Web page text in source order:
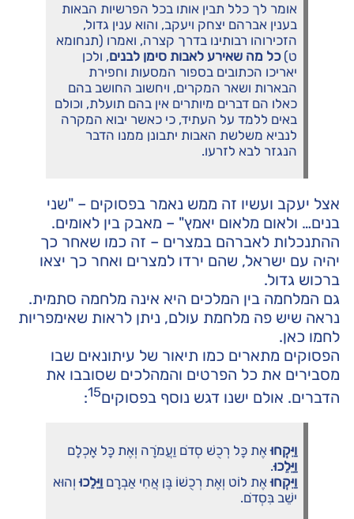
אומר לך כלל תבין אותו בכל הפרשיות הבאות
בענין אברהם יצחק ויעקב, והוא ענין גדול,
הזכירוהו רבותינו בדרך קצרה, ואמרו (תנחומא
ט)כל מה שאירע לאבות סימן לבנים, ולכן
יאריכו הכתובים בספור המסעות וחפירת
הבארות ושאר המקרים, ויחשוב החושב בהם
כאלו הם דברים מיותרים אין בהם תועלת, וכולם
באים ללמד על העתיד, כי כאשר יבוא המקרה
לנביא משלשת האבות יתבונן ממנו הדבר
הנגזר לבא לזרעו.
אצל יעקב ועשיו זה ממש נאמר בפסוקים – "שני
בנים… ולאום מלאום יאמץ" – מאבק בין לאומים.
ההתנכלות לאברהם במצרים – זה כמו שאחר כך
יהיה עם ישראל, שהם ירדו למצרים ואחר כך יצאו
ברכוש גדול.
גם המלחמה בין המלכים היא אינה מלחמה סתמית.
נראה שיש פה מלחמת עולם, ניתן לראות שאימפריות
לחמו כאן.
הפסוקים מתארים כמו תיאור של עיתונאים שבו
מסבירים את כל הפרטים והמהלכים שסובבו את
הדברים. אולם ישנו דגש נוסף בפסוקים15
:
וַיִּקְחוּאֶת כָּל רְכֻשׁ סְדֹם וַעֲמֹרָה וְאֶת כָּל אָכְלָם
וַיֵּלֵכוּ.
וַיִּקְחוּאֶת לוֹט וְאֶת רְכֻשׁוֹ בֶּן אֲחִי אַבְרָם וַיֵּלֵכוּוְהוּא
ישֵׁב בִּסְדֹם.